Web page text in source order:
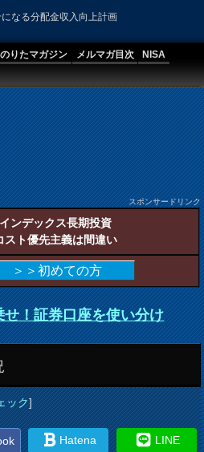
なる分配金収入向上計画
のりたマガジン メルマガ目次
NISA
スポンサードリンク
インデックス長期投資
スト優先主義は間違い
＞＞初めての方
！証券口座を使い分け
ック]
Hatena LINE